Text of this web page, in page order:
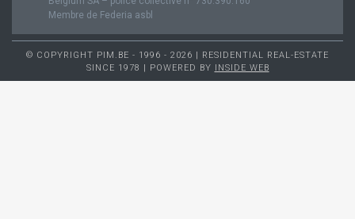
Membre de Federia asbl
© COPYRIGHT PIM.BE - 1996 - 2026 | RESIDENTIAL REAL-ESTATE
SINCE 1978 | POWERED BY
INSIDE WEB